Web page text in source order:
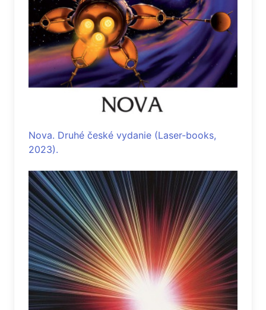
Nova. Druhé české vydanie (Laser-books,
2023).